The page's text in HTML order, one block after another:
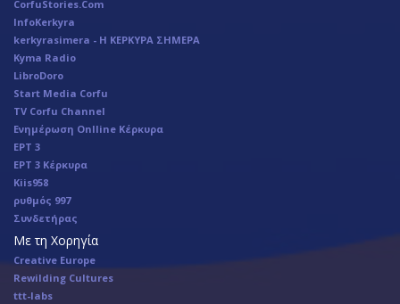
CorfuStories.Com
InfoKerkyra
kerkyrasimera - Η ΚΕΡΚΥΡΑ ΣΗΜΕΡΑ
Kyma Radio
LibroDoro
Start Media Corfu
TV Corfu Channel
Ενημέρωση Onlline Κέρκυρα
ΕΡΤ 3
ΕΡΤ 3 Κέρκυρα
Κiis958
ρυθμός 997
Συνδετήρας
Με τη Χορηγία
Creative Europe
Rewilding Cultures
ttt-labs